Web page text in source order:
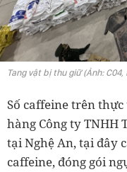
Tang vật bị thu giữ (Ảnh: C04,
Số caffeine trên
hàng Công ty TNHH
tại Nghệ An, tại đây
caffeine, đóng gói